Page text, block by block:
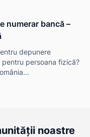
numerar bancă –
depunere
persoana fizică?
noastre